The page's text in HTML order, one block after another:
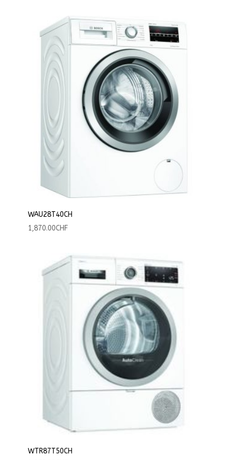
WAU28T40CH
1,870.00CHF
WTR87T50CH